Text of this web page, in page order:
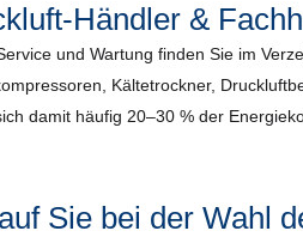
Händler &
und Wartung finden Sie im
Kältetrockner,
damit häufig 20–30 % der
Sie bei der Wahl